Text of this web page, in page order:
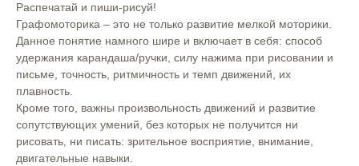
Распечатай и пиши-рисуй!⠀ ⠀
Графомоторика – это не только развитие мелкой моторики.⠀
Данное понятие намного шире и включает в себя: способ
удержания карандаша/ручки, силу нажима при рисовании и
письме, точность, ритмичность и темп движений, их
плавность.⠀
Кроме того, важны произвольность движений и развитие
сопутствующих умений, без которых не получится ни
рисовать, ни писать: зрительное восприятие, внимание,
двигательные навыки. ⠀ ⠀